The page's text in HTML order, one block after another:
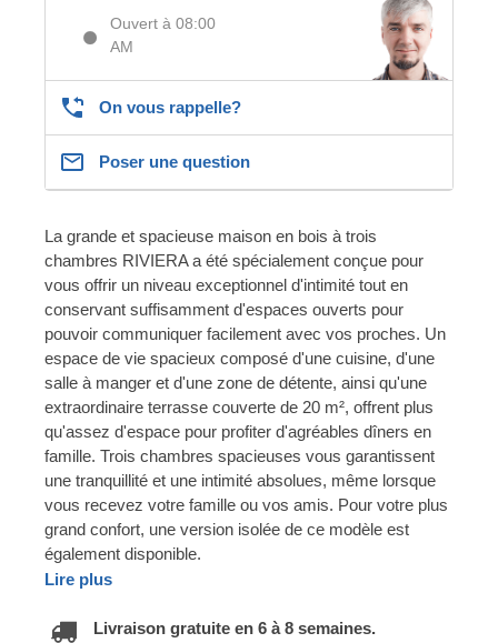
Ouvert à 08:00
AM
On vous rappelle?
Poser une question
La grande et spacieuse maison en bois à trois
chambres RIVIERA a été spécialement conçue pour
vous offrir un niveau exceptionnel d'intimité tout en
conservant suffisamment d'espaces ouverts pour
pouvoir communiquer facilement avec vos proches. Un
espace de vie spacieux composé d'une cuisine, d'une
salle à manger et d'une zone de détente, ainsi qu'une
extraordinaire terrasse couverte de 20 m², offrent plus
qu'assez d'espace pour profiter d'agréables dîners en
famille. Trois chambres spacieuses vous garantissent
une tranquillité et une intimité absolues, même lorsque
vous recevez votre famille ou vos amis. Pour votre plus
grand confort, une version isolée de ce modèle est
également disponible.
Lire plus
Livraison gratuite en 6 à 8 semaines.